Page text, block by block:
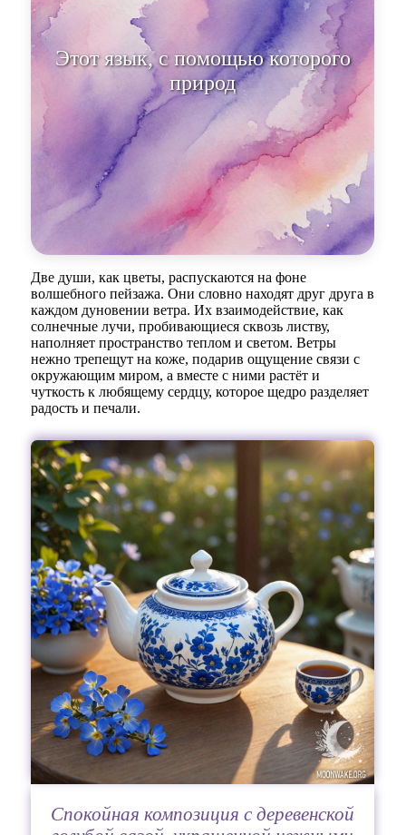
Этот язык, с помощью которого
природа разговаривает с нами,
от
Две души, как цветы, распускаются на фоне
волшебного пейзажа. Они словно находят друг друга в
каждом дуновении ветра. Их взаимодействие, как
солнечные лучи, пробивающиеся сквозь листву,
наполняет пространство теплом и светом. Ветры
нежно трепещут на коже, подарив ощущение связи с
окружающим миром, а вместе с ними растёт и
чуткость к любящему сердцу, которое щедро разделяет
радость и печали.
Спокойная композиция с деревенской